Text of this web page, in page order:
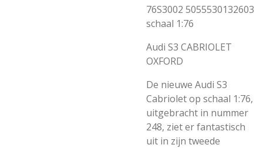
76S3002 5055530132603
schaal 1:76
Audi S3 CABRIOLET
OXFORD
De nieuwe Audi S3
Cabriolet op schaal 1:76,
uitgebracht in nummer
248, ziet er fantastisch
uit in zijn tweede